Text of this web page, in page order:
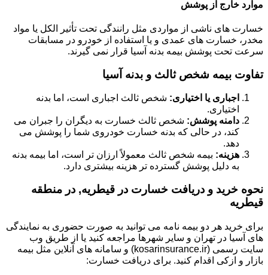
موارد خارج از پوشش
خسارت های ناشی از مواردی مثل رانندگی تحت تأثیر الکل یا مواد
مخدر، خسارت های عمدی و یا استفاده از خودرو در مسابقات
سرعت تحت پوشش بیمه بدنه آسیا قرار نمی گیرند.
تفاوت بیمه شخص ثالث و بدنه آسیا
اجباری یا اختیاری: شخص ثالث اجباری است، اما بدنه
اختیاری.
دامنه پوشش: شخص ثالث خسارت به دیگران را جبران می
کند، در حالی که بدنه خسارت خودروی شما را پوشش می
دهد.
هزینه: بیمه شخص ثالث معمولاً ارزان تر است، اما بیمه بدنه
به دلیل پوشش گسترده تر هزینه بیشتری دارد.
نحوه خرید و دریافت خسارت در قیطریه, در منطقه
قیطریه
برای خرید هر دو بیمه نامه می توانید به صورت حضوری به نمایندگی
های آسیا در تهران و سایر شهرها مراجعه کنید یا از طریق وب
سایت رسمی (kosarinsurance.ir) و سامانه های آنلاین مثل بیمه
بازار و ازکی اقدام کنید. برای دریافت خسارت: